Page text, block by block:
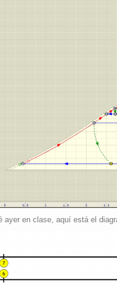
ayer en clase, aquí está el